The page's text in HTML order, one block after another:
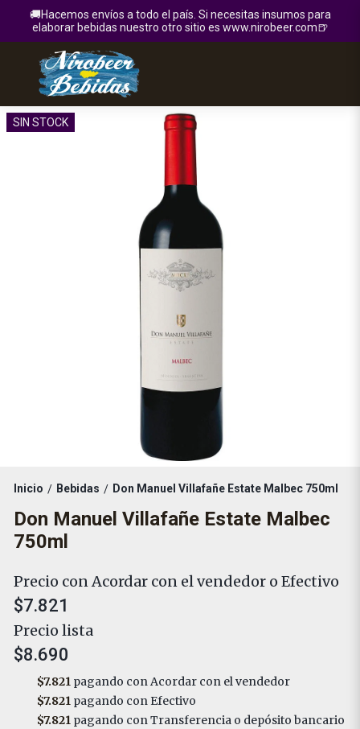
🚚Hacemos envíos a todo el país. Si necesitas insumos para
elaborar bebidas nuestro otro sitio es www.nirobeer.com🍺
SIN STOCK
Inicio / Bebidas / Don Manuel Villafañe Estate Malbec 750ml
Don Manuel Villafañe Estate Malbec
750ml
Precio con Acordar con el vendedor o Efectivo
$7.821
Precio lista
$8.690
$7.821pagando con Acordar con el vendedor
$7.821pagando con Efectivo
$7.821pagando con Transferencia o depósito bancario